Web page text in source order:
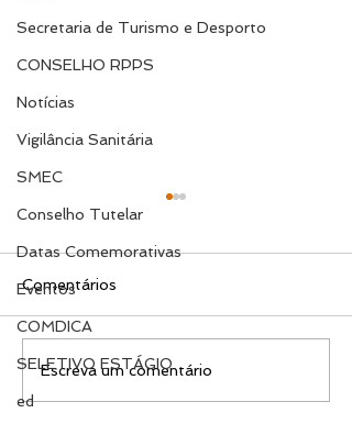
Secretaria de Turismo e Desporto
CONSELHO RPPS
Notícias
Vigilância Sanitária
SMEC
Conselho Tutelar
Datas Comemorativas
Eventos
COMDICA
SELETIVO ESTÁGIO
ed
EDITAL N.º 119/2026
Convocação para
Comentários
Escreva um comentário